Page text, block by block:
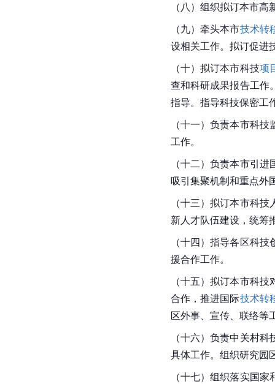
（八）组织拟订本市
（九）牵头本市技术转
设相关工作。拟订促进
（十）拟订本市科技项
查和科研成果报告工作
指导。指导科技保密工
（十一）负责本市科
工作。
（十二）负责本市引
吸引集聚机制和重点外
（十三）拟订本市科
新人才队伍建设，统筹
（十四）指导各区科
援合作工作。
（十五）拟订本市科
合作，推进国际技术转
区外事、宣传、联络等
（十六）负责中关村科
具体工作。组织研究园
（十七）组织落实国